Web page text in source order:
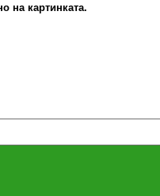
на картинката.